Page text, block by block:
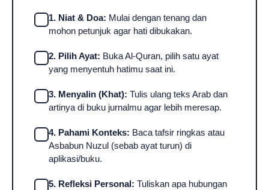
1. Niat & Doa: Mulai dengan tenang dan
mohon petunjuk agar hati dibukakan.
2. Pilih Ayat: Buka Al-Quran, pilih satu ayat
yang menyentuh hatimu saat ini.
3. Menyalin (Khat): Tulis ulang teks Arab dan
artinya di buku jurnalmu agar lebih meresap.
4. Pahami Konteks: Baca tafsir ringkas atau
Asbabun Nuzul (sebab ayat turun) di
aplikasi/buku.
5. Refleksi Personal: Tuliskan apa hubungan